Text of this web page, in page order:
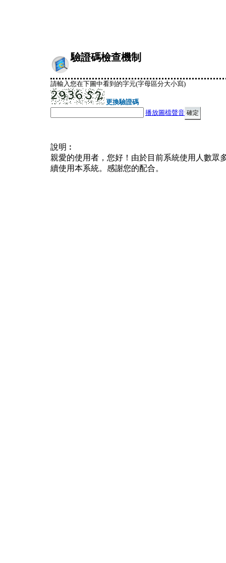
驗證碼檢查機制
請輸入您在下圖中看到的字元(字母區分大小寫)
更換驗證碼
播放圖檔聲音
說明︰
親愛的使用者，您好！由於目前系統使用人數眾
續使用本系統。感謝您的配合。